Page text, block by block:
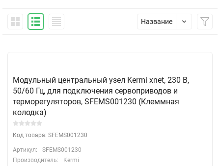
Название
Модульный центральный узел Kermi xnet, 230 В,
50/60 Гц, для подключения сервоприводов и
терморегуляторов, SFEMS001230 (Клеммная
колодка)
Код товара: SFEMS001230
Артикул:
SFEMS001230
Производитель:
Kermi